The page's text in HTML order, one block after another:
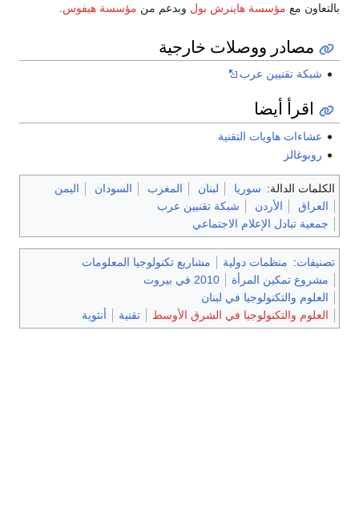
بالتعاون مع مؤسسة هاينرش بول وبدعم من مؤسسة هيفوس
مصادر ووصلات خارجية
شبكة تقنيين عرب
اقرأ أيضا
عشاءات هاويات التقنية
روبوغالز
الكلمات الدالة: سوريا لبنان المغرب السودان
اليمن
العراق
الأردن
شبكة تقنيين عرب
جمعية تبادل الإعلام الاجتماعي
تصنيفات: منظمات دولية
مشاريع تكنولوجيا المعلومات
مشروع تمكين المرأة
2010 في بيروت
العلوم والتكنولوجيا في لبنان
العلوم والتكنولوجيا في الشرق الأوسط
تقنية أنثوية